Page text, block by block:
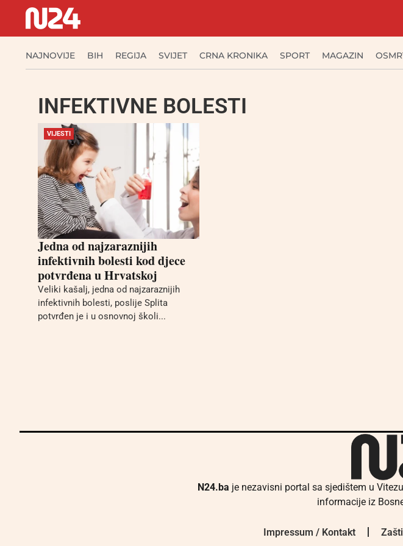
NAJNOVIJE BIH REGIJA SVIJET CRNA KRONIKA SPORT MAGAZIN
INFEKTIVNE BOLESTI
VIJESTI
Jedna od najzaraznijih
infektivnih bolesti kod djece
potvrđena u Hrvatskoj
Veliki kašalj, jedna od najzaraznijih
infektivnih bolesti, poslije Splita
potvrđen je i u osnovnoj školi...
N24.ba je nezavisni portal sa sjedištem u
informacije iz
Impressum / Kontakt